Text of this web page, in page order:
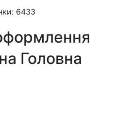
6433
Головна